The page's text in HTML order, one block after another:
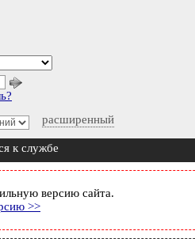
расширенный
к службе
версию сайта.
>>